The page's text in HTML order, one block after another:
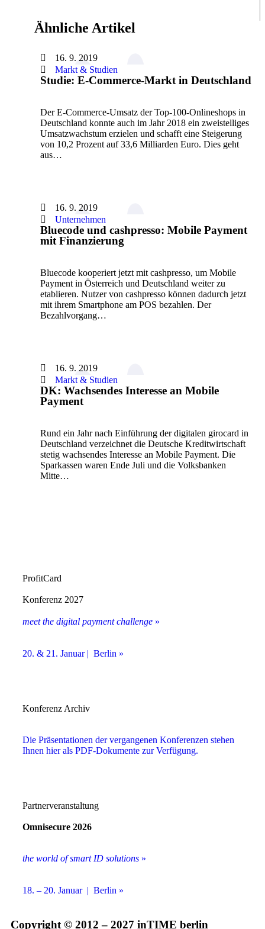
Ähnliche Artikel
16. 9. 2019
Markt & Studien
Studie: E-Commerce-Markt in Deutschland
Der E-Commerce-Umsatz der Top-100-Onlineshops in
Deutschland konnte auch im Jahr 2018 ein zweistelliges
Umsatzwachstum erzielen und schafft eine Steigerung
von 10,2 Prozent auf 33,6 Milliarden Euro. Dies geht
aus…
16. 9. 2019
Unternehmen
Bluecode und cashpresso: Mobile Payment
mit Finanzierung
Bluecode kooperiert jetzt mit cashpresso, um Mobile
Payment in Österreich und Deutschland weiter zu
etablieren. Nutzer von cashpresso können dadurch jetzt
mit ihrem Smartphone am POS bezahlen. Der
Bezahlvorgang…
16. 9. 2019
Markt & Studien
DK: Wachsendes Interesse an Mobile
Payment
Rund ein Jahr nach Einführung der digitalen girocard in
Deutschland verzeichnet die Deutsche Kreditwirtschaft
stetig wachsendes Interesse an Mobile Payment. Die
Sparkassen waren Ende Juli und die Volksbanken
Mitte…
ProfitCard
Konferenz 2027
meet the digital payment challenge »
20. & 21. Januar | Berlin »
Konferenz Archiv
Die Präsentationen der vergangenen Konferenzen stehen
Ihnen hier als PDF-Dokumente zur Verfügung.
Partnerveranstaltung
Omnisecure 2026
the world of smart ID solutions »
18. – 20. Januar | Berlin »
Copyright © 2012 – 2027 inTIME berlin